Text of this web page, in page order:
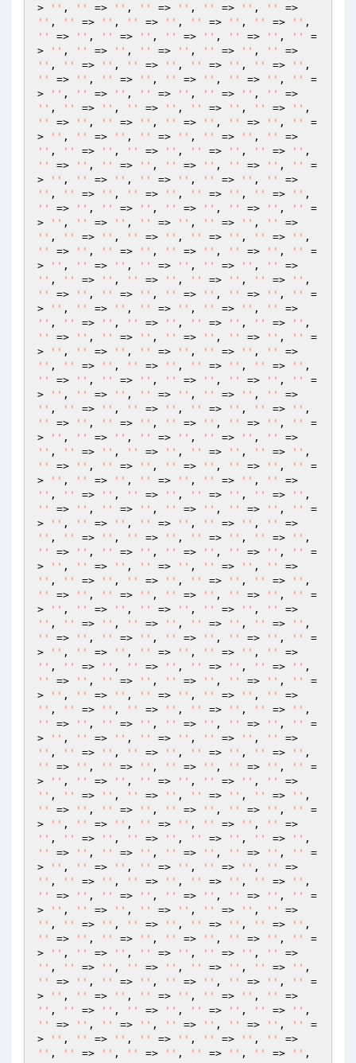
>
'' , '' => '' , '' => '' , '' => '' , ''
'' , '' => '' , '' => '' , '' => '' , '' => ''
''
=> '' , '' => '' , '' => '' , '' => '' , ''
=
>
'' , '' => '' , '' => '' , '' => '' , ''
'' , '' => '' , '' => '' , '' => '' , '' => ''
''
=> '' , '' => '' , '' => '' , '' => '' , ''
=
>
'' , '' => '' , '' => '' , '' => '' , ''
'' , '' => '' , '' => '' , '' => '' , '' => ''
''
=> '' , '' => '' , '' => '' , '' => '' , ''
=
>
'' , '' => '' , '' => '' , '' => '' , ''
'' , '' => '' , '' => '' , '' => '' , '' => ''
''
=> '' , '' => '' , '' => '' , '' => '' , ''
=
>
'' , '' => '' , '' => '' , '' => '' , ''
'' , '' => '' , '' => '' , '' => '' , '' => ''
''
=> '' , '' => '' , '' => '' , '' => '' , ''
=
>
'' , '' => '' , '' => '' , '' => '' , ''
'' , '' => '' , '' => '' , '' => '' , '' => ''
''
=> '' , '' => '' , '' => '' , '' => '' , ''
=
>
'' , '' => '' , '' => '' , '' => '' , ''
'' , '' => '' , '' => '' , '' => '' , '' => ''
''
=> '' , '' => '' , '' => '' , '' => '' , ''
=
>
'' , '' => '' , '' => '' , '' => '' , ''
'' , '' => '' , '' => '' , '' => '' , '' => ''
''
=> '' , '' => '' , '' => '' , '' => '' , ''
=
>
'' , '' => '' , '' => '' , '' => '' , ''
'' , '' => '' , '' => '' , '' => '' , '' => ''
''
=> '' , '' => '' , '' => '' , '' => '' , ''
=
>
'' , '' => '' , '' => '' , '' => '' , ''
'' , '' => '' , '' => '' , '' => '' , '' => ''
''
=> '' , '' => '' , '' => '' , '' => '' , ''
=
>
'' , '' => '' , '' => '' , '' => '' , ''
'' , '' => '' , '' => '' , '' => '' , '' => ''
''
=> '' , '' => '' , '' => '' , '' => '' , ''
=
>
'' , '' => '' , '' => '' , '' => '' , ''
'' , '' => '' , '' => '' , '' => '' , '' => ''
''
=> '' , '' => '' , '' => '' , '' => '' , ''
=
>
'' , '' => '' , '' => '' , '' => '' , ''
'' , '' => '' , '' => '' , '' => '' , '' => ''
''
=> '' , '' => '' , '' => '' , '' => '' , ''
=
>
'' , '' => '' , '' => '' , '' => '' , ''
'' , '' => '' , '' => '' , '' => '' , '' => ''
''
=> '' , '' => '' , '' => '' , '' => '' , ''
=
>
'' , '' => '' , '' => '' , '' => '' , ''
'' , '' => '' , '' => '' , '' => '' , '' => ''
''
=> '' , '' => '' , '' => '' , '' => '' , ''
=
>
'' , '' => '' , '' => '' , '' => '' , ''
'' , '' => '' , '' => '' , '' => '' , '' => ''
''
=> '' , '' => '' , '' => '' , '' => '' , ''
=
>
'' , '' => '' , '' => '' , '' => '' , ''
'' , '' => '' , '' => '' , '' => '' , '' => ''
''
=> '' , '' => '' , '' => '' , '' => '' , ''
=
>
'' , '' => '' , '' => '' , '' => '' , ''
'' , '' => '' , '' => '' , '' => '' , '' => ''
''
=> '' , '' => '' , '' => '' , '' => '' , ''
=
>
'' , '' => '' , '' => '' , '' => '' , ''
'' , '' => '' , '' => '' , '' => '' , '' => ''
''
=> '' , '' => '' , '' => '' , '' => '' , ''
=
>
'' , '' => '' , '' => '' , '' => '' , ''
'' , '' => '' , '' => '' , '' => '' , '' => ''
''
=> '' , '' => '' , '' => '' , '' => '' , ''
=
>
'' , '' => '' , '' => '' , '' => '' , ''
'' , '' => '' , '' => '' , '' => '' , '' => ''
''
=> '' , '' => '' , '' => '' , '' => '' , ''
=
>
'' , '' => '' , '' => '' , '' => '' , ''
'' , '' => '' , '' => '' , '' => '' , '' => ''
''
=> '' , '' => '' , '' => '' , '' => '' , ''
=
>
'' , '' => '' , '' => '' , '' => '' , ''
'' , '' => '' , '' => '' , '' => '' , '' => ''
''
=> '' , '' => '' , '' => '' , '' => '' , ''
=
>
'' , '' => '' , '' => '' , '' => '' , ''
'' , '' => '' , '' => '' , '' => '' , '' => ''
''
=> '' , '' => '' , '' => '' , '' => '' , ''
=
>
'' , '' => '' , '' => '' , '' => '' , ''
'' , '' => '' , '' => '' , '' => '' , '' => ''